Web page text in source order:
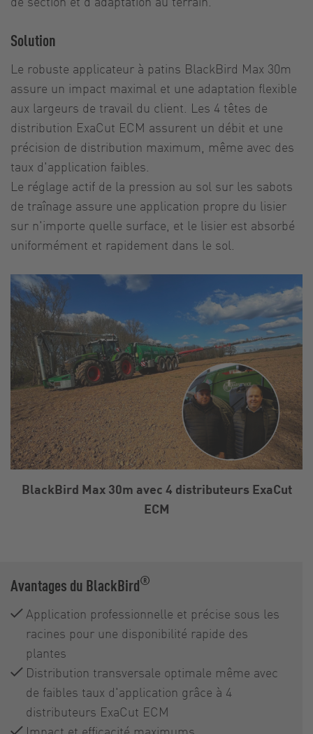
Solution
Le robuste applicateur à patins BlackBird Max 30m
assure un impact maximal et une adaptation flexible
aux largeurs de travail du client. Les 4 têtes de
distribution ExaCut ECM assurent un débit et une
précision de distribution maximum, même avec des
taux d'application faibles.
Le réglage actif de la pression au sol sur les sabots
de traînage assure une application propre du lisier
sur n'importe quelle surface, et le lisier est absorbé
uniformément et rapidement dans le sol.
BlackBird Max 30m avec 4 distributeurs ExaCut
ECM
Avantages du BlackBird®
Application professionnelle et précise sous les
racines pour une disponibilité rapide des
plantes
Distribution transversale optimale même avec
de faibles taux d'application grâce à 4
distributeurs ExaCut ECM
Impact et efficacité maximums